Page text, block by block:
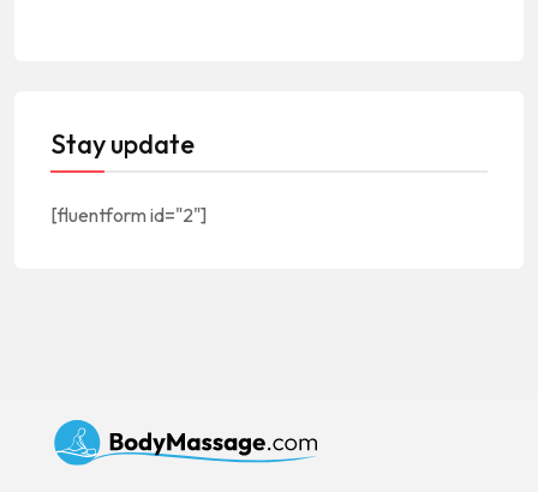
Stay update
[fluentform id="2"]